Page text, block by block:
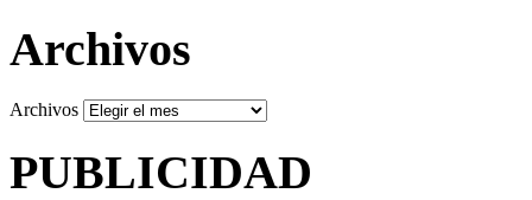
Archivos
Archivos
PUBLICIDAD